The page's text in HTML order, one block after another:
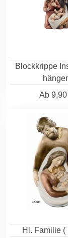
Blockkrippe
Ab
Hl. Familie (